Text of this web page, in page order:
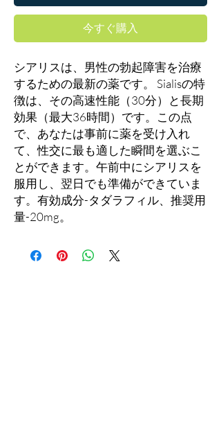
今すぐ購入
シアリスは、男性の勃起障害を治療
するための最新の薬です。 Sialisの特
徴は、その高速性能（30分）と長期
効果（最大36時間）です。この点
で、あなたは事前に薬を受け入れ
て、性交に最も適した瞬間を選ぶこ
とができます。午前中にシアリスを
服用し、翌日でも準備ができていま
す。有効成分-タダラフィル、推奨用
量-20mg。